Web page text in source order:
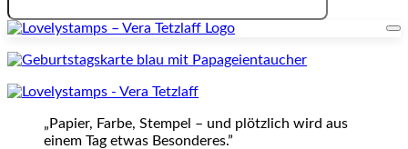
„Papier, Farbe, Stempel – und plötzlich wird aus
einem Tag etwas Besonderes.”